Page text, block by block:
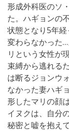
形成外科医のソ
た。ハギョンの
状態となり5年
変わらなかった
リという女性が
束縛から逃れる
は断るジョンウ
なかった妻ハギ
形したマリの顔
イヌクは、自分
秘密と嘘を抱え